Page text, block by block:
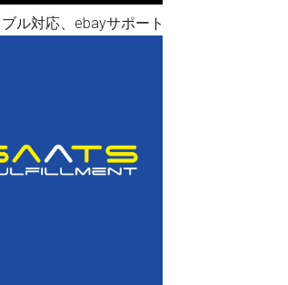
ル対応、ebayサポート